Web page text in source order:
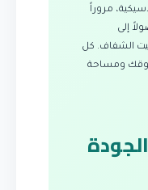
مروراً
إلى
الشفاف. كل
ومساحة